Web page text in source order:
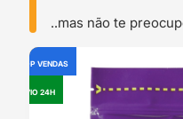
..mas não te
OUTLET
TOP VENDAS
ENVIO 24H